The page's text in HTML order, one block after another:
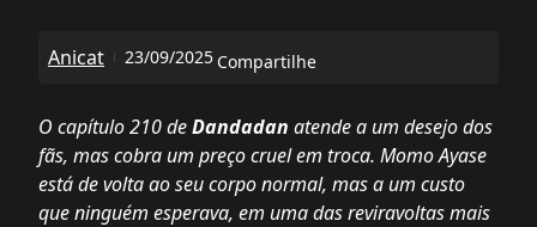
Anicat 23/09/2025 Compartilhe
O capítulo 210 deDandadan atende a um desejo dos
fãs, mas cobra um preço cruel em troca. Momo Ayase
está de volta ao seu corpo normal, mas a um custo
que ninguém esperava, em uma das reviravoltas mais